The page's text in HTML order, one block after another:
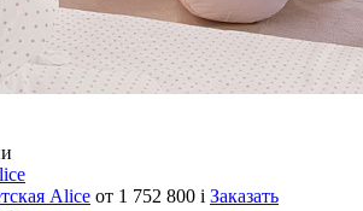
Alice от 1 752 800 i Заказать